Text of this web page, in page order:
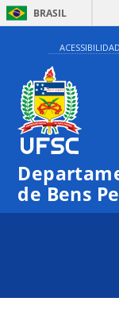
BRASIL
de Bens